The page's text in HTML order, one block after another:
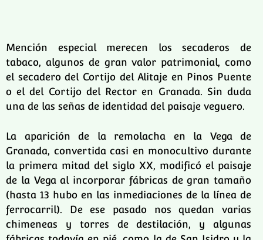
Mención especial merecen los secaderos de
tabaco, algunos de gran valor patrimonial, como
el secadero del Cortijo del Alitaje en Pinos Puente
o el del Cortijo del Rector en Granada. Sin duda
una de las señas de identidad del paisaje veguero.
La aparición de la remolacha en la Vega de
Granada, convertida casi en monocultivo durante
la primera mitad del siglo XX, modificó el paisaje
de la Vega al incorporar fábricas de gran tamaño
(hasta 13 hubo en las inmediaciones de la línea de
ferrocarril). De ese pasado nos quedan varias
chimeneas y torres de destilación, y algunas